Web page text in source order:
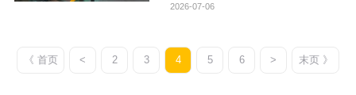
2026-07-06
《 首页 < 2 3 4 5 6 > 末页 》